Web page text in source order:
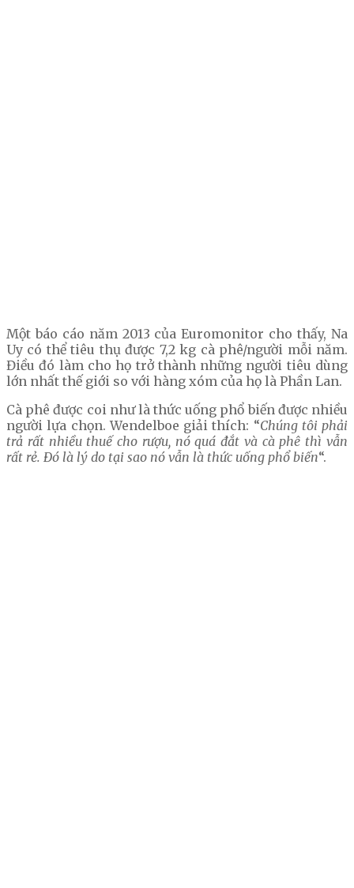
Một báo cáo năm 2013 của Euromonitor cho thấy, Na
Uy có thể tiêu thụ được 7,2 kg cà phê/người mỗi năm.
Điều đó làm cho họ trở thành những người tiêu dùng
lớn nhất thế giới so với hàng xóm của họ là Phần Lan.
Cà phê được coi như là thức uống phổ biến được nhiều
người lựa chọn. Wendelboe giải thích: “Chúng tôi phải
trả rất nhiều thuế cho rượu, nó quá đắt và cà phê thì vẫn
rất rẻ. Đó là lý do tại sao nó vẫn là thức uống phổ biến“.